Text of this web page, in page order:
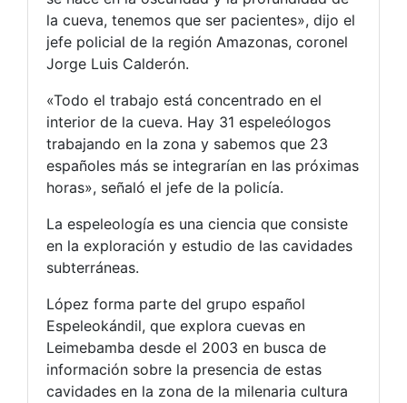
la cueva, tenemos que ser pacientes», dijo el
jefe policial de la región Amazonas, coronel
Jorge Luis Calderón.
«Todo el trabajo está concentrado en el
interior de la cueva. Hay 31 espeleólogos
trabajando en la zona y sabemos que 23
españoles más se integrarían en las próximas
horas», señaló el jefe de la policía.
La espeleología es una ciencia que consiste
en la exploración y estudio de las cavidades
subterráneas.
López forma parte del grupo español
Espeleokándil, que explora cuevas en
Leimebamba desde el 2003 en busca de
información sobre la presencia de estas
cavidades en la zona de la milenaria cultura